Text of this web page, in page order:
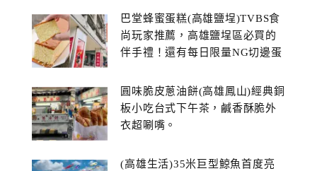
巴堂蜂蜜蛋糕(高雄鹽埕)TVBS食
尚玩家推薦，高雄鹽埕區必買的
伴手禮！還有每日限量NG切邊蛋
圓味脆皮蔥油餅(高雄鳳山)經典銅
板小吃台式下午茶，鹹香酥脆外
衣超唰嘴。
(高雄生活)35米巨型鯨魚首度亮